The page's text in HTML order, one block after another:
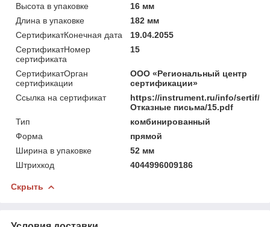
Высота в упаковке
16 мм
Длина в упаковке
182 мм
СертификатКонечная дата
19.04.2055
СертификатНомер
сертификата
15
СертификатОрган
сертификации
ООО «Региональный центр
сертификации»
Ссылка на сертификат
https://instrument.ru/info/sertif/
Отказные письма/15.pdf
Тип
комбинированный
Форма
прямой
Ширина в упаковке
52 мм
Штрихкод
4044996009186
Скрыть